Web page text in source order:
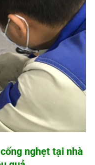
nghẹt tại nhà